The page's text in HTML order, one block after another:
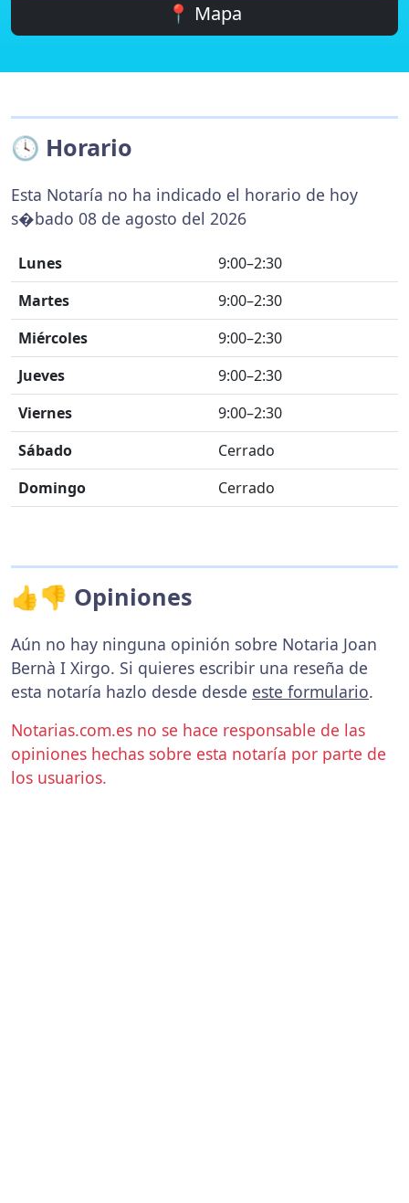
📍 Mapa
🕓 Horario
Esta Notaría no ha indicado el horario de hoy
s�bado 08 de agosto del 2026
Lunes
9:00–2:30
Martes
9:00–2:30
Miércoles
9:00–2:30
Jueves
9:00–2:30
Viernes
9:00–2:30
Sábado
Cerrado
Domingo
Cerrado
👍👎 Opiniones
Aún no hay ninguna opinión sobre Notaria Joan
Bernà I Xirgo. Si quieres escribir una reseña de
esta notaría hazlo desde desde este formulario.
Notarias.com.es no se hace responsable de las
opiniones hechas sobre esta notaría por parte de
los usuarios.